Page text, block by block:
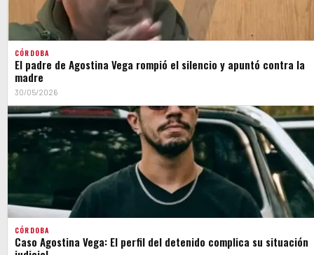
CÓRDOBA
El padre de Agostina Vega rompió el silencio y apuntó contra la
madre
30/05/2026
CÓRDOBA
Caso Agostina Vega: El perfil del detenido complica su situación